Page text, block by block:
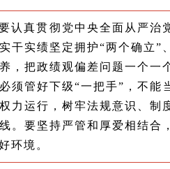
认真贯彻党中央全面从严
干实绩坚定拥护“两个确立
，把政绩观偏差问题一个
须管好下级“一把手”，不
力运行，树牢法规意识、
。要坚持严管和厚爱相结
环境。